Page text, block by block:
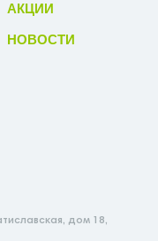
АКЦИИ
НОВОСТИ
дом 18,